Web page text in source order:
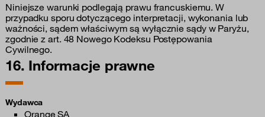
Niniejsze warunki podlegają prawu francuskiemu. W
przypadku sporu dotyczącego interpretacji, wykonania lub
ważności, sądem właściwym są wyłącznie sądy w Paryżu,
zgodnie z art. 48 Nowego Kodeksu Postępowania
Cywilnego.
16. Informacje prawne
Wydawca
Orange SA